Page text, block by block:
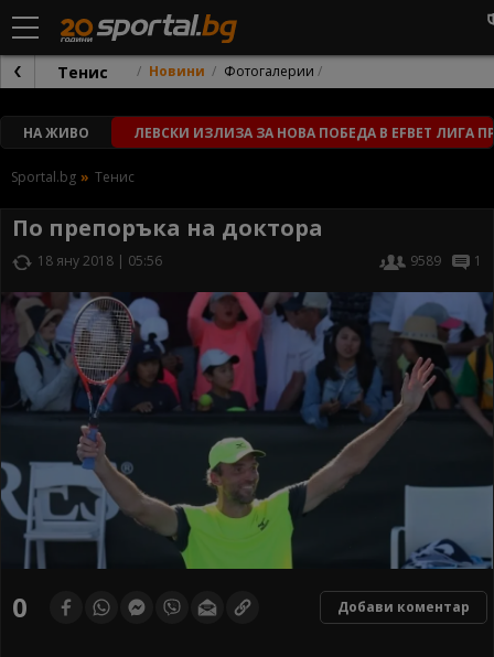
Тенис Новини Фотогалерии
НА ЖИВО ЛЕВСКИ ИЗЛИЗА ЗА НОВА ПОБЕДА В EFBET
Sportal.bg Тенис
По препоръка на доктора
18 яну 2018 | 05:56 9589 1
0 Добави коментар